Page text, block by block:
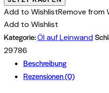
Add to WishlistRemove from
Add to Wishlist
Kategorie:Öl auf Leinwand
29786
Beschreibung
Rezensionen (0)